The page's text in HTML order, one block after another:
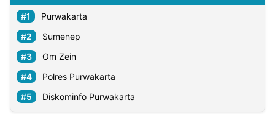
Purwakarta
Sumenep
Om Zein
Polres Purwakarta
Diskominfo Purwakarta